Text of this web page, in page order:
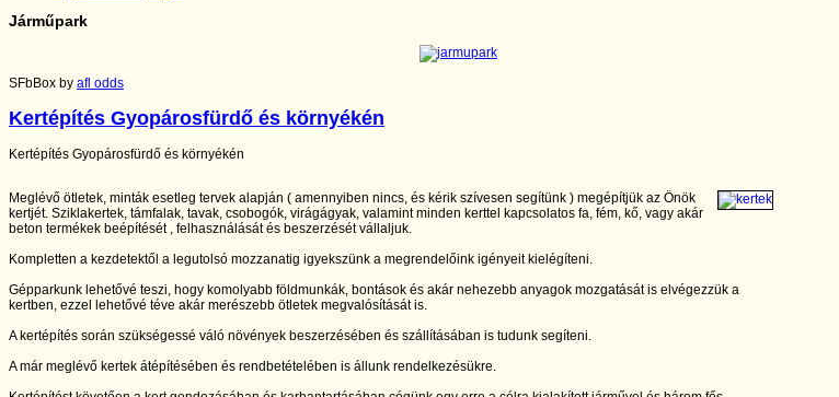
Járműpark
SFbBox by afl odds
Kertépítés Gyopárosfürdő és környékén
Kertépítés Gyopárosfürdő és környékén
Meglévő ötletek, minták esetleg tervek alapján ( amennyiben nincs, és kérik szívesen segítünk ) megépítjük az Önök
kertjét. Sziklakertek, támfalak, tavak, csobogók, virágágyak, valamint minden kerttel kapcsolatos fa, fém, kő, vagy akár
beton termékek beépítését , felhasználását és beszerzését vállaljuk.
Kompletten a kezdetektől a legutolsó mozzanatig igyekszünk a megrendelőink igényeit kielégíteni.
Gépparkunk lehetővé teszi, hogy komolyabb földmunkák, bontások és akár nehezebb anyagok mozgatását is elvégezzük a
kertben, ezzel lehetővé téve akár merészebb ötletek megvalósítását is.
A kertépítés során szükségessé váló növények beszerzésében és szállításában is tudunk segíteni.
A már meglévő kertek átépítésében és rendbetételében is állunk rendelkezésükre.